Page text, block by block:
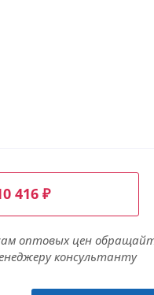
416 ₽
оптовых цен
консультанту